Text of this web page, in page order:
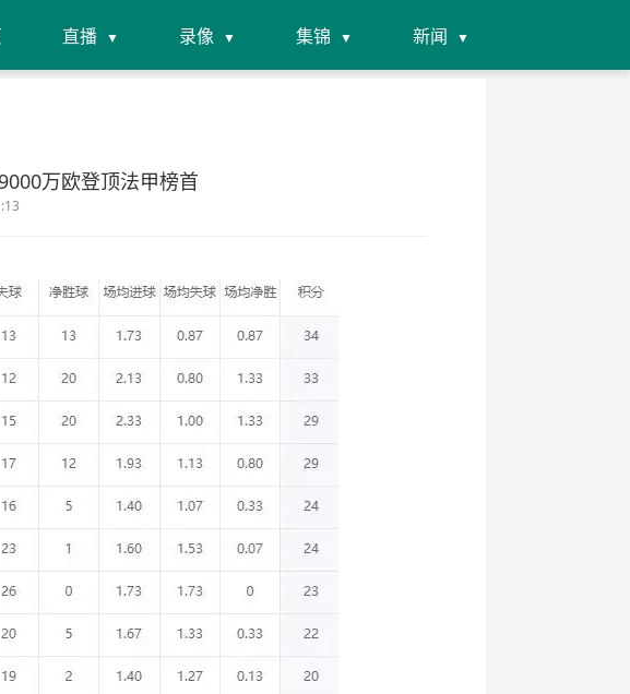
直播 录像 集锦 新闻
万欧登顶法甲榜首